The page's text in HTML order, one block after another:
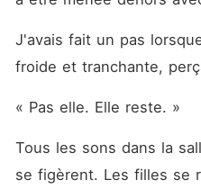
J'avais fait un pas
froide et tranchante,
« Pas elle. Elle reste. »
Tous les sons dans la
se figèrent. Les filles se